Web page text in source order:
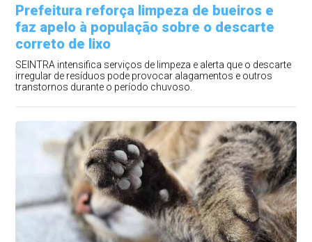
Prefeitura reforça limpeza de bueiros e
faz apelo à população sobre o descarte
correto de lixo
SEINTRA intensifica serviços de limpeza e alerta que o descarte
irregular de resíduos pode provocar alagamentos e outros
transtornos durante o período chuvoso.